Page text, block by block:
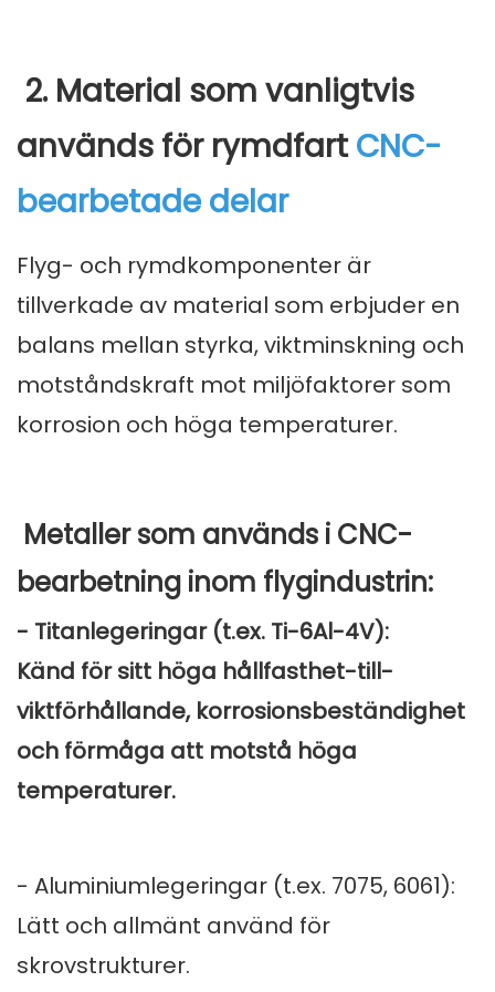
2. Material som vanligtvis
används för rymdfartCNC-
bearbetade delar
Flyg- och rymdkomponenter är
tillverkade av material som erbjuder en
balans mellan styrka, viktminskning och
motståndskraft mot miljöfaktorer som
korrosion och höga temperaturer.
Metaller som används i CNC-
bearbetning inom flygindustrin:
- Titanlegeringar (t.ex. Ti-6Al-4V):
Känd för sitt höga hållfasthet-till-
viktförhållande, korrosionsbeständighet
och förmåga att motstå höga
temperaturer.
- Aluminiumlegeringar (t.ex. 7075, 6061):
Lätt och allmänt använd för
skrovstrukturer.